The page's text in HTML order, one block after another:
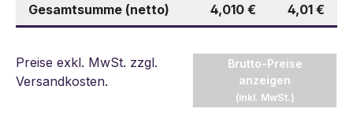
Gesamtsumme (netto) 4,010 € 4,01 €
Preise exkl. MwSt. zzgl.
Versandkosten.
Brutto-Preise
anzeigen
(inkl. MwSt.)